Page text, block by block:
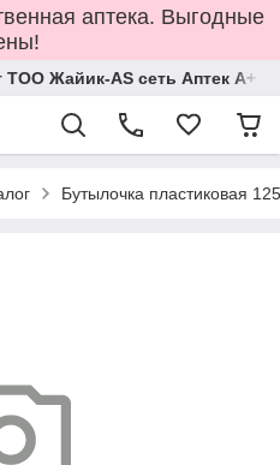
аптека. Выгодные
Жайик-AS сеть Аптек А+
Бутылочка пластиковая